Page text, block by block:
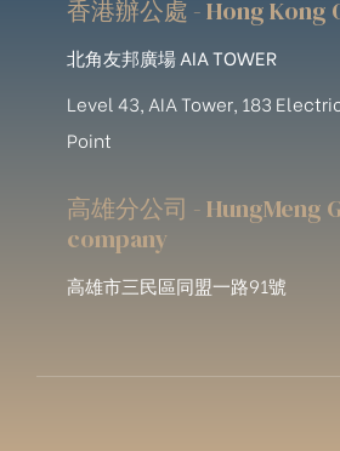
香港辦公處 - Hong Kong
北角友邦廣場 AIA TOWER
Level 43, AIA Tower, 183
Point
高雄分公司 - HungMeng
company
高雄市三民區同盟一路91號